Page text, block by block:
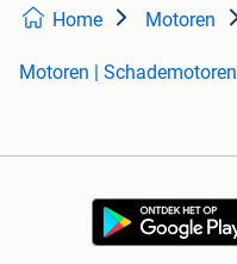
Home Motoren
Motoren | Schademotoren